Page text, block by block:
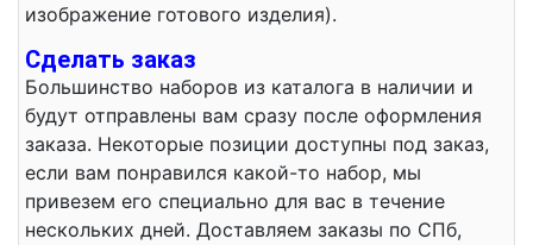
изображение готового изделия).
Сделать заказ
Большинство наборов из каталога в наличии и
будут отправлены вам сразу после оформления
заказа. Некоторые позиции доступны под заказ,
если вам понравился какой-то набор, мы
привезем его специально для вас в течение
нескольких дней. Доставляем заказы по СПб,